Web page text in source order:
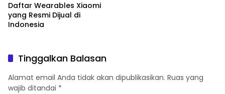
Daftar Wearables Xiaomi
yang Resmi Dijual di
Indonesia
Tinggalkan Balasan
Alamat email Anda tidak akan dipublikasikan. Ruas yang
wajib ditandai *